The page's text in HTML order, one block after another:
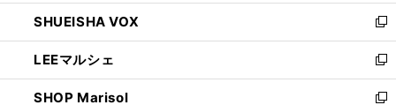
ウ
で
開
く
ン
ド
ウ
で
開
く
ウ
ィ
ン
ド
ウ
で
し
い
ウ
ィ
ン
ド
SHUEISHA VOX
新
し
い
ウ
ィ
LEEマルシェ
新
し
い
SHOP Marisol
新